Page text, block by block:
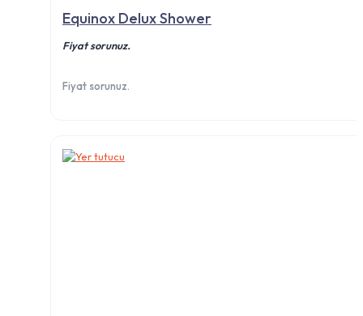
Equinox Delux Shower
Fiyat sorunuz.
Fiyat sorunuz.